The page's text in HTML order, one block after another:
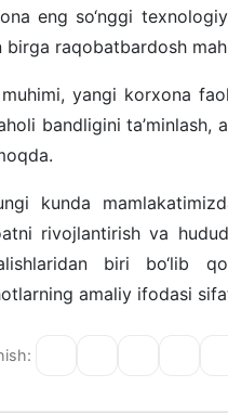
eng so‘nggi
birga raqobatbardosh
muhimi, yangi korxona
bandligini ta’minlash,
.
kunda
rivojlantirish va
biri bo‘lib
amaliy ifodasi